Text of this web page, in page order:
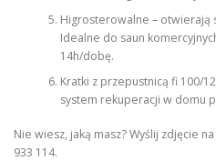
Higrosterowalne – otwierają
Idealne do saun
14h/dobę.
Kratki z przepustnicą fi 100/
system rekuperacji w domu
Nie wiesz, jaką masz? Wyślij zdjęcie
933 114.